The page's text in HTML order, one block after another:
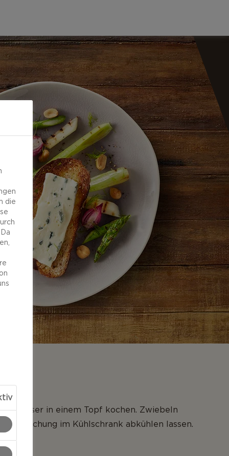
Wasser in einem Topf kochen. Zwiebeln
die Mischung im Kühlschrank abkühlen lassen.
die